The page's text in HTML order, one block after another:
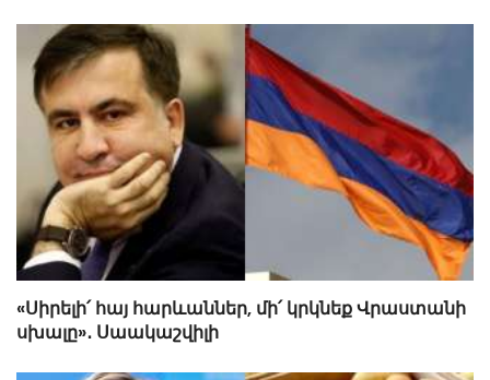
«Սիրելի՛ հայ հարևաններ, մի՛ կրկնեք Վրաստանի
սխալը»․ Սաակաշվիլի